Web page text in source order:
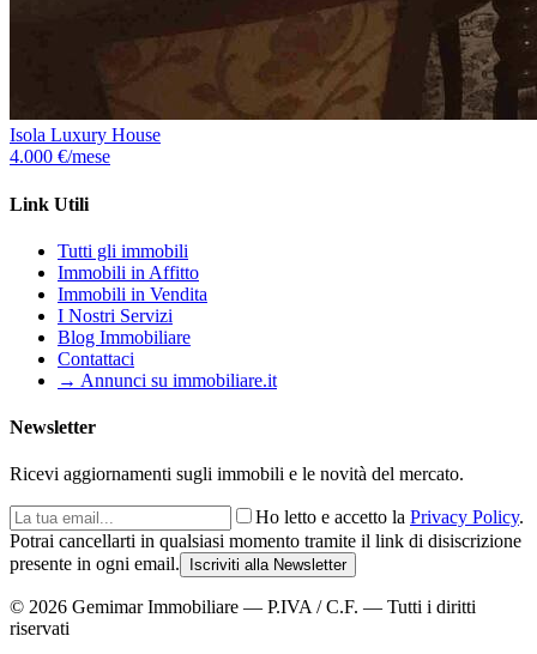
Isola Luxury House
4.000 €/mese
Link Utili
Tutti gli immobili
Immobili in Affitto
Immobili in Vendita
I Nostri Servizi
Blog Immobiliare
Contattaci
→ Annunci su immobiliare.it
Newsletter
Ricevi aggiornamenti sugli immobili e le novità del mercato.
Ho letto e accetto la Privacy Policy.
Potrai cancellarti in qualsiasi momento tramite il link di disiscrizione
presente in ogni email.
Iscriviti alla Newsletter
© 2026 Gemimar Immobiliare — P.IVA / C.F. — Tutti i diritti
riservati